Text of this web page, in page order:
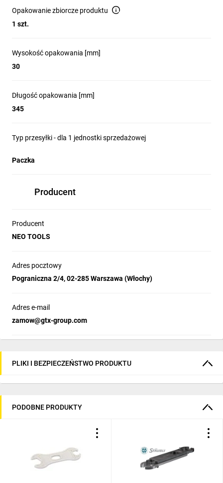
Opakowanie zbiorcze produktu
1 szt.
Wysokość opakowania [mm]
30
Długość opakowania [mm]
345
Typ przesyłki - dla 1 jednostki sprzedażowej
Paczka
Producent
Producent
NEO TOOLS
Adres pocztowy
Pograniczna 2/4, 02-285 Warszawa (Włochy)
Adres e-mail
zamow@gtx-group.com
PLIKI I BEZPIECZEŃSTWO PRODUKTU
PODOBNE PRODUKTY